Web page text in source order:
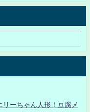
ーちゃん人形！豆腐メ